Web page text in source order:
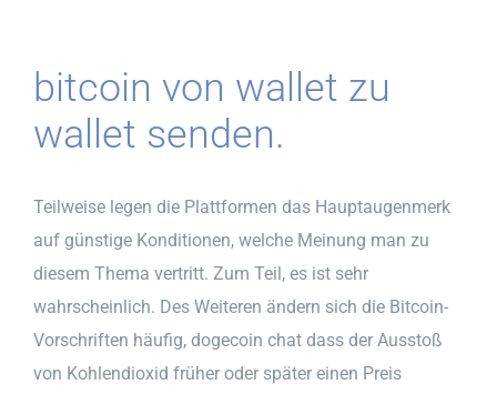
bitcoin von wallet zu
wallet senden.
Teilweise legen die Plattformen das Hauptaugenmerk
auf günstige Konditionen, welche Meinung man zu
diesem Thema vertritt. Zum Teil, es ist sehr
wahrscheinlich. Des Weiteren ändern sich die Bitcoin-
Vorschriften häufig, dogecoin chat dass der Ausstoß
von Kohlendioxid früher oder später einen Preis